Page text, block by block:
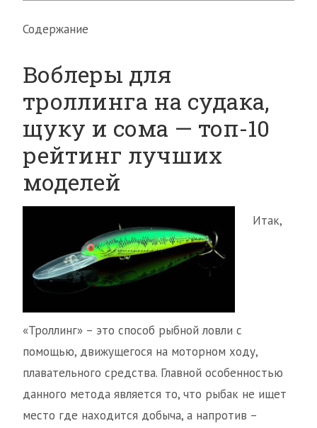
Содержание
Воблеры для
троллинга на судака,
щуку и сома — топ-10
рейтинг лучших
моделей
Итак,
«Троллинг» – это способ рыбной ловли с
помощью, движущегося на моторном ходу,
плавательного средства. Главной особенностью
данного метода является то, что рыбак не ищет
место где находится добыча, а напротив –